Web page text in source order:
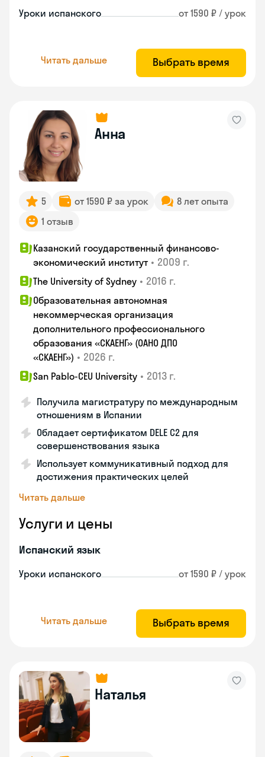
Уроки испанского от 1590 ₽ / урок
Читать дальше Выбрать время
Анна
5 от 1590 ₽ за урок
8 лет опыта
1 отзыв
Казанский государственный финансово-
экономический институт • 2009 г.
The University of Sydney • 2016 г.
Образовательная автономная
некоммерческая организация
дополнительного профессионального
образования «СКАЕНГ» (ОАНО ДПО
«СКАЕНГ») • 2026 г.
San Pablo-CEU University • 2013 г.
Получила магистратуру по международным
отношениям в Испании
Обладает сертификатом DELE C2 для
совершенствования языка
Использует коммуникативный подход для
достижения практических целей
Читать дальше
Услуги и цены
Испанский язык
Уроки испанского от 1590 ₽ / урок
Читать дальше Выбрать время
Наталья